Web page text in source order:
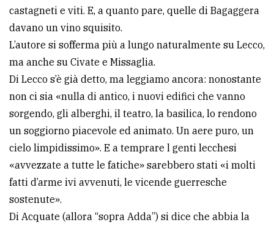
castagneti e viti. E, a quanto pare, quelle di Bagaggera
davano un vino squisito.
L’autore si sofferma più a lungo naturalmente su Lecco,
ma anche su Civate e Missaglia.
Di Lecco s’è già detto, ma leggiamo ancora: nonostante
non ci sia «nulla di antico, i nuovi edifici che vanno
sorgendo, gli alberghi, il teatro, la basilica, lo rendono
un soggiorno piacevole ed animato. Un aere puro, un
cielo limpidissimo». E a temprare l genti lecchesi
«avvezzate a tutte le fatiche» sarebbero stati «i molti
fatti d’arme ivi avvenuti, le vicende guerresche
sostenute».
Di Acquate (allora “sopra Adda”) si dice che abbia la